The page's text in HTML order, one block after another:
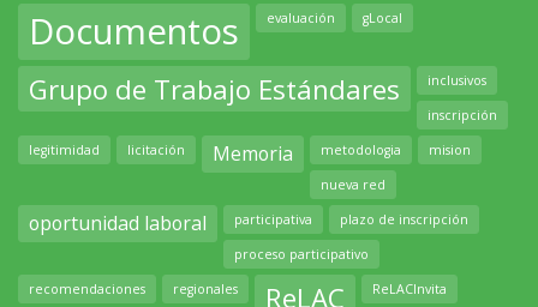
Documentos evaluación gLocal
Grupo de Trabajo Estándares inclusivos
inscripción
legitimidad licitación Memoria metodologia mision
nueva red
oportunidad laboral participativa plazo de inscripción
proceso participativo
recomendaciones regionales ReLAC ReLACInvita